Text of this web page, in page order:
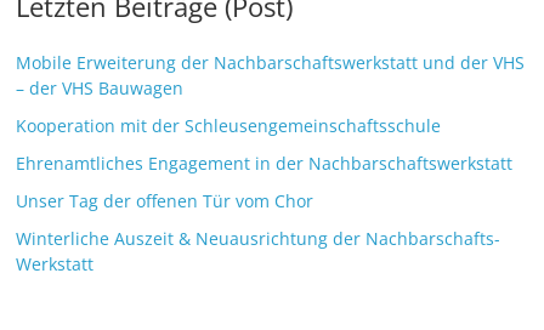
Mobile Erweiterung der Nachbarschaftswerkstatt und der VHS
– der VHS Bauwagen
Kooperation mit der Schleusengemeinschaftsschule
Ehrenamtliches Engagement in der Nachbarschaftswerkstatt
Unser Tag der offenen Tür vom Chor
Winterliche Auszeit & Neuausrichtung der Nachbarschafts-
Werkstatt